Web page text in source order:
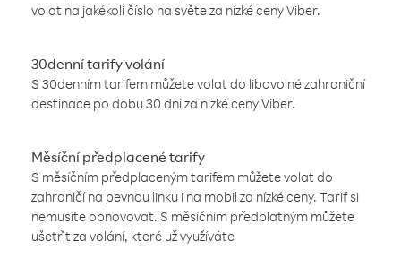
volat na jakékoli číslo na světe za nízké ceny Viber.
30denní tarify volání
S 30denním tarifem můžete volat do libovolné zahraniční
destinace po dobu 30 dní za nízké ceny Viber.
Měsíční předplacené tarify
S měsíčním předplaceným tarifem můžete volat do
zahraničí na pevnou linku i na mobil za nízké ceny. Tarif si
nemusíte obnovovat. S měsíčním předplatným můžete
ušetřit za volání, které už využíváte